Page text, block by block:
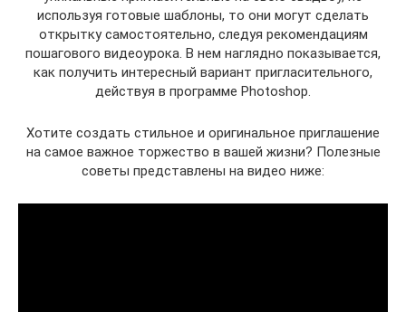
используя готовые шаблоны, то они могут сделать
открытку самостоятельно, следуя рекомендациям
пошагового видеоурока. В нем наглядно показывается,
как получить интересный вариант пригласительного,
действуя в программе Photoshop.
Хотите создать стильное и оригинальное приглашение
на самое важное торжество в вашей жизни? Полезные
советы представлены на видео ниже: